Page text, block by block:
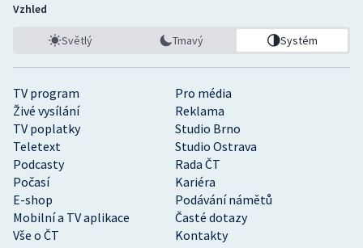
TV program
Pro média
Živé vysílání
Reklama
TV poplatky
Studio Brno
Teletext
Studio Ostrava
Podcasty
Rada ČT
Počasí
Kariéra
E-shop
Podávání námětů
Mobilní a TV aplikace
Časté dotazy
Vše o ČT
Kontakty
Vzhled
Světlý Tmavý Systém